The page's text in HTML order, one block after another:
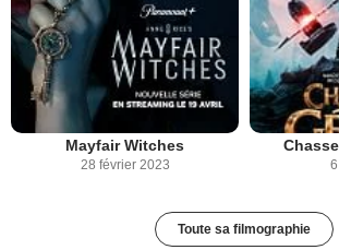
Mayfair Witches
28 février 2023
Toute sa filmographie